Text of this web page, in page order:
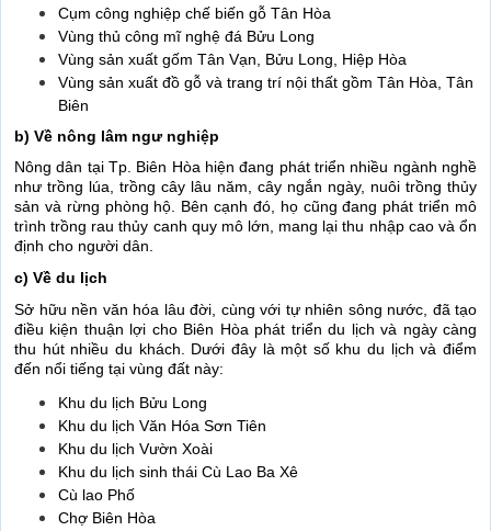
Cụm công nghiệp chế biến gỗ Tân Hòa
Vùng thủ công mĩ nghệ đá Bửu Long
Vùng sản xuất gốm Tân Vạn, Bửu Long, Hiệp Hòa
Vùng sản xuất đồ gỗ và trang trí nội thất gồm Tân Hòa, Tân
Biên
b) Về nông lâm ngư nghiệp
Nông dân tại Tp. Biên Hòa hiện đang phát triển nhiều ngành nghề
như trồng lúa, trồng cây lâu năm, cây ngắn ngày, nuôi trồng thủy
sản và rừng phòng hộ. Bên cạnh đó, họ cũng đang phát triển mô
trình trồng rau thủy canh quy mô lớn, mang lại thu nhập cao và ổn
định cho người dân.
c) Về du lịch
Sở hữu nền văn hóa lâu đời, cùng với tự nhiên sông nước, đã tạo
điều kiện thuận lợi cho Biên Hòa phát triển du lịch và ngày càng
thu hút nhiều du khách. Dưới đây là một số khu du lịch và điểm
đến nổi tiếng tại vùng đất này:
Khu du lịch Bửu Long
Khu du lịch Văn Hóa Sơn Tiên
Khu du lịch Vườn Xoài
Khu du lịch sinh thái Cù Lao Ba Xê
Cù lao Phố
Chợ Biên Hòa